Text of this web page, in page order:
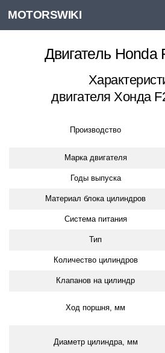
Skip to content
MOTORSWIKI
Двигатель Honda
двигателя Хонда
Производство
Марка двигателя
Годы выпуска
Материал блока цилиндров
Система питания
Тип
Количество цилиндров
Клапанов на цилиндр
Ход поршня, мм
Диаметр цилиндра, мм